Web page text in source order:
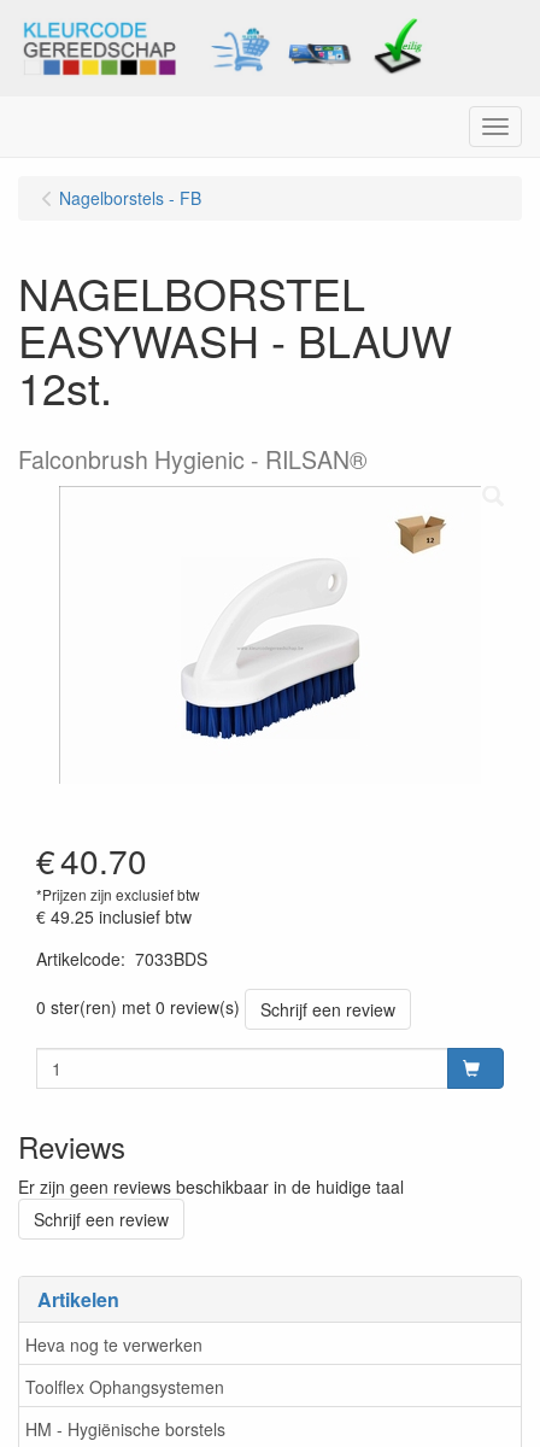
Menu
Artikelen
Heva nog te verwerken
Toolflex Ophangsystemen
HM - Hygiënische borstels
Nagelborstels - FB
NAGELBORSTEL
EASYWASH - BLAUW
12st.
Falconbrush Hygienic - RILSAN®
€40.70
*Prijzen zijn exclusief btw
€ 49.25 inclusief btw
Artikelcode: 7033BDS
0 ster(ren) met 0 review(s)
Schrijf een review
Reviews
Er zijn geen reviews beschikbaar in de huidige taal
Schrijf een review